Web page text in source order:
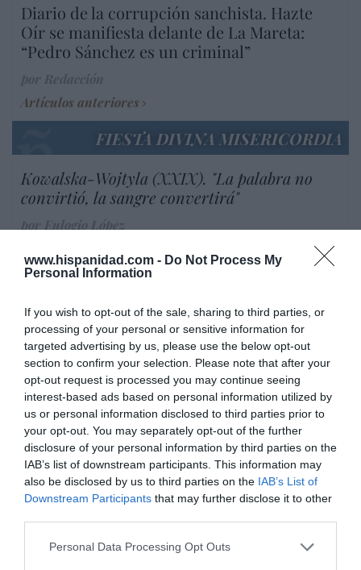
www.hispanidad.com - Do Not Process My
Personal Information
If you wish to opt-out of the sale, sharing to third parties, or
processing of your personal or sensitive information for
targeted advertising by us, please use the below opt-out
section to confirm your selection. Please note that after your
opt-out request is processed you may continue seeing
interest-based ads based on personal information utilized by
us or personal information disclosed to third parties prior to
your opt-out. You may separately opt-out of the further
disclosure of your personal information by third parties on the
IAB’s list of downstream participants. This information may
also be disclosed by us to third parties on the IAB’s List of
Downstream Participants that may further disclose it to other
Personal Data Processing Opt Outs
Diario de la corrupción sanchista. Hazte
Oír se manifiesta delante de La Mareta:
“Pedro Sánchez es un criminal”
Artículos anteriores
FIESTA DIVINA MISERICORDIA
Kowalska-Wojtyla (XXIX). "La palabra no
convirtió, la sangre convertirá"